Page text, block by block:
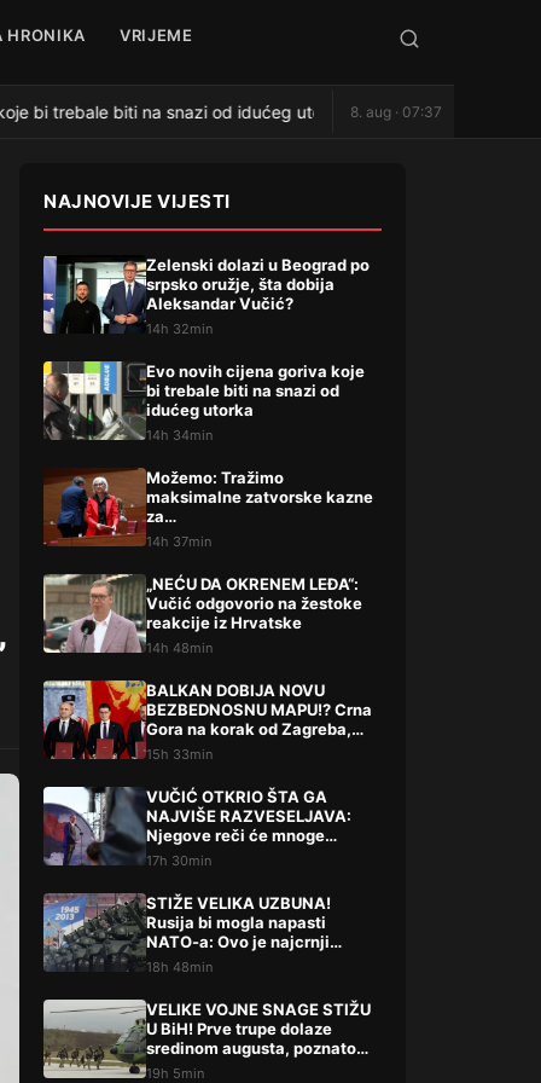
HRONIKA VRIJEME
bi trebale biti na snazi od idućeg utorka ● Možemo:
8. aug · 07:37
NAJNOVIJE VIJESTI
Zelenski dolazi u Beograd po
srpsko oružje, šta dobija
Aleksandar Vučić?
14h 32min
Evo novih cijena goriva koje
bi trebale biti na snazi od
idućeg utorka
14h 34min
Možemo: Tražimo
maksimalne zatvorske kazne
za…
14h 37min
„NEĆU DA OKRENEM LEĐA“:
Vučić odgovorio na žestoke
reakcije iz Hrvatske
14h 48min
BALKAN DOBIJA NOVU
BEZBEDNOSNU MAPU!? Crna
Gora na korak od Zagreba,
Tirane i Prištine – detalji koji
15h 33min
VUČIĆ OTKRIO ŠTA GA
NAJVIŠE RAZVESELJAVA:
Njegove reči će mnoge
iznenaditi!
17h 30min
STIŽE VELIKA UZBUNA!
Rusija bi mogla napasti
NATO-a: Ovo je najcrnji
scenarij
18h 48min
VELIKE VOJNE SNAGE STIŽU
U BiH! Prve trupe dolaze
sredinom augusta, poznato
šta slijedi
19h 5min